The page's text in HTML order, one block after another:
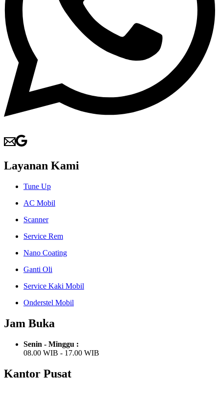
Layanan Kami
Tune Up
AC Mobil
Scanner
Service Rem
Nano Coating
Ganti Oli
Service Kaki Mobil
Onderstel Mobil
Jam Buka
Senin - Minggu :
08.00 WIB - 17.00 WIB
Kantor Pusat